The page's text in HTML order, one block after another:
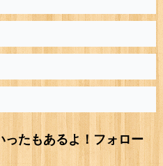
ったもあるよ！フォロー